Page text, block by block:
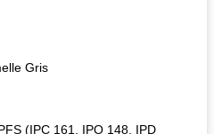
Gris
(IPC 161, IPO 148, IPD